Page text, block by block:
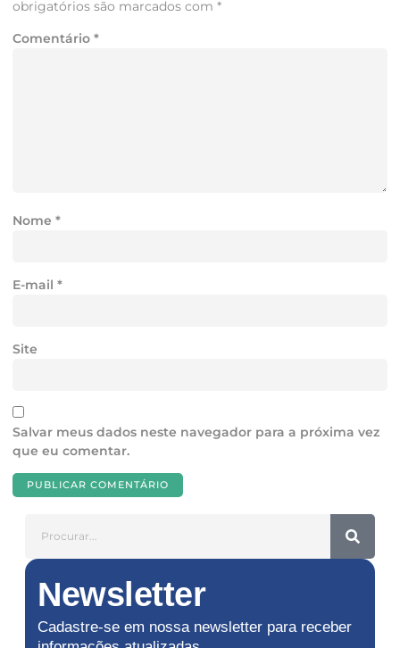
obrigatórios são marcados com *
Comentário *
Nome *
E-mail *
Site
Salvar meus dados neste navegador para a próxima vez
que eu comentar.
Newsletter
Cadastre-se em nossa newsletter para receber